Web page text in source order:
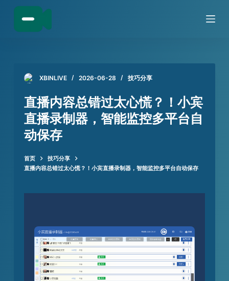
跳
XBINLIVE 2026-06-28 技巧分享
直播内容总错过太心慌？！小宾
直播录制器，智能监控多平台自
动保存
首页
技巧分享
直播内容总错过太心慌？！小宾直播录制器，智能监控多平台自动保存